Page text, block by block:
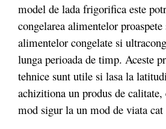
model de lada frigorifica este
congelarea alimentelor
alimentelor congelate si
lunga perioada de timp. Aceste
tehnice sunt utile si lasa la
achizitiona un produs de
mod sigur la un mod de viata